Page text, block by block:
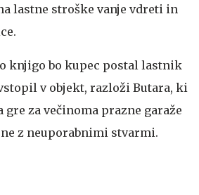
lastne stroške vanje vdreti in
knjigo bo kupec postal lastnik
v objekt, razloži Butara, ki
gre za večinoma prazne garaže
z neuporabnimi stvarmi.